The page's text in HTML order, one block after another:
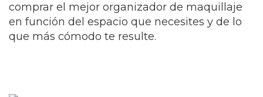
comprar el mejor organizador de maquillaje
en función del espacio que necesites y de lo
que más cómodo te resulte.